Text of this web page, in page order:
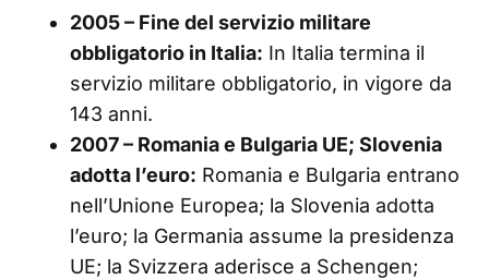
2005 – Fine del servizio militare
obbligatorio in Italia: In Italia termina il
servizio militare obbligatorio, in vigore da
143 anni.
2007 – Romania e Bulgaria UE; Slovenia
adotta l’euro: Romania e Bulgaria entrano
nell’Unione Europea; la Slovenia adotta
l’euro; la Germania assume la presidenza
UE; la Svizzera aderisce a Schengen;